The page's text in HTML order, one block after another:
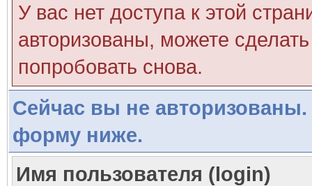
У вас нет доступа к этой
авторизованы, можете
попробовать снова.
Сейчас вы не авторизованы.
форму ниже.
Имя пользователя (login)